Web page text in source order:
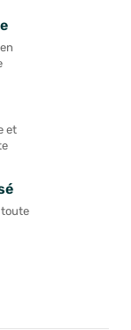
et
toute